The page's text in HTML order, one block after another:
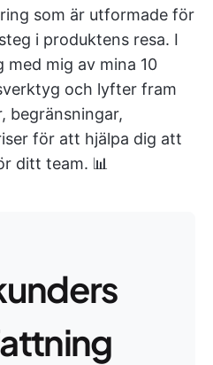
som är utformade för
i produktens resa. I
med mig av mina 10
och lyfter fram
begränsningar,
för att hjälpa dig att
ditt team. 📊